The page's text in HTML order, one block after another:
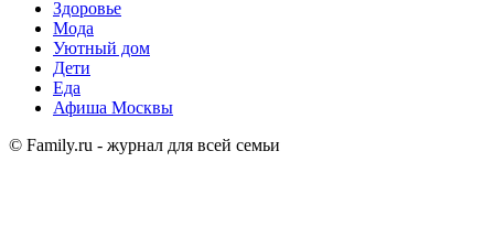
Здоровье
Мода
Уютный дом
Дети
Еда
Афиша Москвы
© Family.ru - журнал для всей семьи